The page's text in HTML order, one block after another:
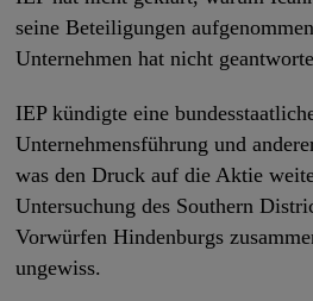
seine Beteiligungen
Unternehmen hat nicht
IEP kündigte eine
Unternehmensführung und
was den Druck auf die Aktie
Untersuchung des Southern
Vorwürfen Hindenburgs
ungewiss.